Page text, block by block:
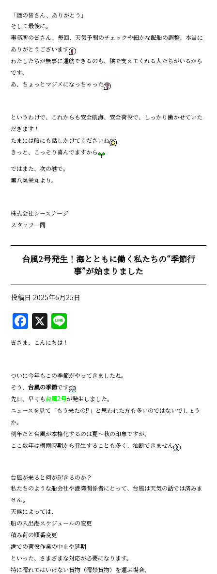
「陸の皆さん、ありがとう」
そして最後に。
事務所の皆さん、毎回、天気予報のチェックや細かな配船の調整、本当に
ありがとうございます
わたしたちが無事に運航できるのも、陰で支えてくれる人たちがいるから
です。
――あ、ちょっとマジメになっちゃった
というわけで、これからも安全航海、安全荷役で、しっかり働かせていた
だきます！
たまには船にも話しかけてくださいね
きっと、こっそり喜んでますから
ではまた、次の港で。
――第八晃栄丸より。
株式会社シーステージ
スタッフ一同
台風2号発生！海とともに働く私たちの“季節行
事”が始まりました
投稿日 2025年6月25日
F
a
c
e
b
o
o
k
X
皆さま、こんにちは！
ついに今年もこの季節がやってきましたね。
そう、台風の季節です
先日、早くも台風2号が発生しました。
ニュースを見て「もう来たの!?」と思われた方も多いのではないでしょう
か。
例年だと台風が本格化するのは夏～秋の印象ですが、
ここ数年は梅雨時期から発生することも多く、油断できません
台風が来ると何が起きるのか？
私たちのような船会社や港湾関係者にとって、台風は天気の話では済みま
せん。
天候によっては、
船の入出港スケジュールの変更
積み荷の順番変更
港での荷役作業の中止や延期
といった、さまざまな対応が必要になります。
特に濡れてはいけない貨物（濡禁貨物）を運ぶ場合、